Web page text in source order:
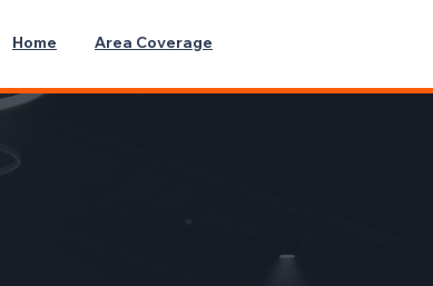
Home Area Coverage